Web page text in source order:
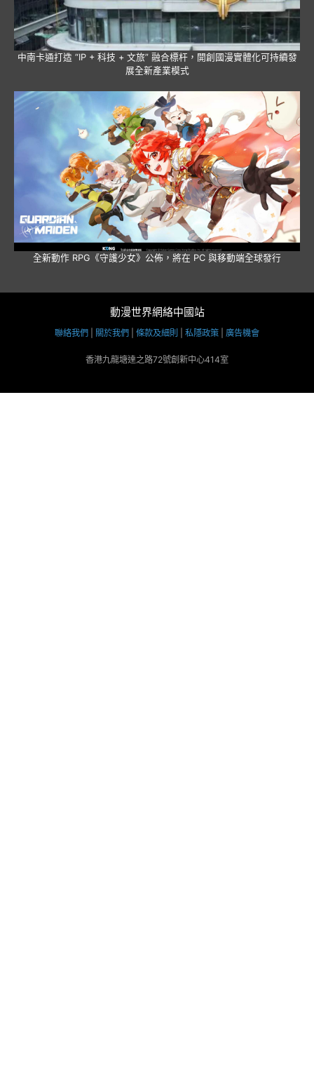
中南卡通打造 “IP + 科技 + 文旅” 融合標杆，開創國漫實體化可持續發
展全新產業模式
全新動作 RPG《守護少女》公佈，將在 PC 與移動端全球發行
動漫世界網絡中國站
聯絡我們 關於我們 條款及細則 私隱政策 廣告機會
香港九龍塘達之路72號創新中心414室